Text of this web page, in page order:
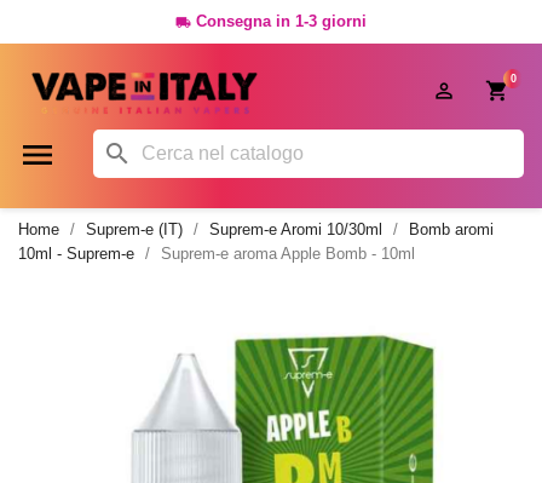
 Consegna in 1-3 giorni
0

 
Home Suprem-e (IT) Suprem-e Aromi 10/30ml
Bomb aromi
10ml - Suprem-e
Suprem-e aroma Apple Bomb - 10ml